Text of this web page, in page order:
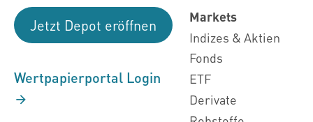
Jetzt Depot eröffnen
Wertpapierportal Login
Markets
Indizes & Aktien
Fonds
ETF
Derivate